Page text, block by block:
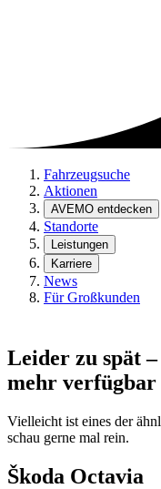
Fahrzeugsuche
Aktionen
AVEMO entdecken
Standorte
Leistungen
Karriere
News
Für Großkunden
Leider zu spät
mehr verfügbar
Vielleicht ist eines der
schau gerne mal rein.
Škoda Octavia